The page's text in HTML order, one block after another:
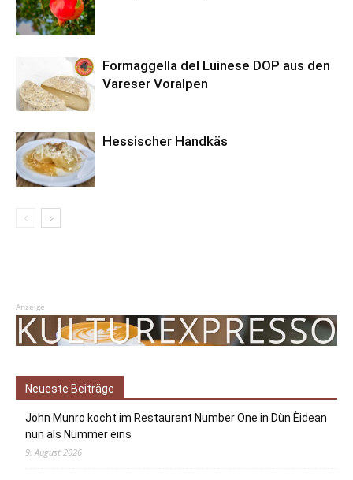
Formaggella del Luinese DOP aus den
Vareser Voralpen
Hessischer Handkäs
Anzeige
Neueste Beiträge
John Munro kocht im Restaurant Number One in Dùn Èidean
nun als Nummer eins
9. August 2026